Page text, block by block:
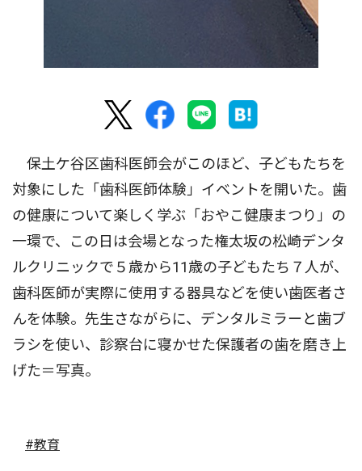
保土ケ谷区歯科医師会がこのほど、子どもたちを
対象にした「歯科医師体験」イベントを開いた。歯
の健康について楽しく学ぶ「おやこ健康まつり」の
一環で、この日は会場となった権太坂の松崎デンタ
ルクリニックで５歳から11歳の子どもたち７人が、
歯科医師が実際に使用する器具などを使い歯医者さ
んを体験。先生さながらに、デンタルミラーと歯ブ
ラシを使い、診察台に寝かせた保護者の歯を磨き上
げた＝写真。
#教育